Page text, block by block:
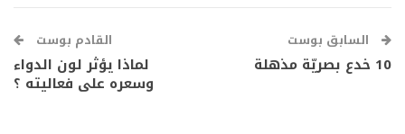
السابق بوست
10 خدع بصريّة مذهلة
القادم بوست
لماذا يؤثر لون الدواء
وسعره على فعاليته ؟